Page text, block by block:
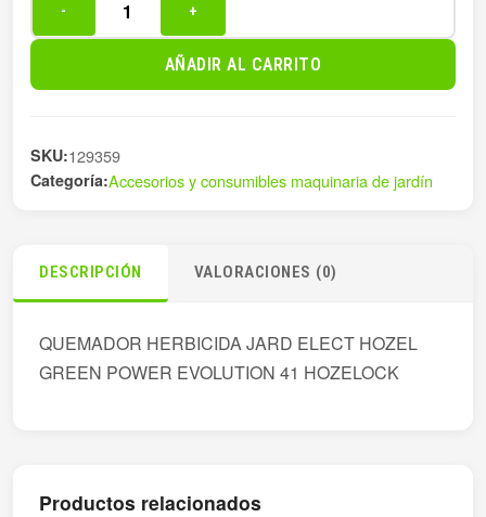
QUEMADOR
HERBICIDA
- +
AÑADIR AL CARRITO
SKU:129359
Categoría:Accesorios y consumibles maquinaria de jardín
DESCRIPCIÓN VALORACIONES (0)
QUEMADOR HERBICIDA JARD ELECT HOZEL
GREEN POWER EVOLUTION 41 HOZELOCK
Productos relacionados